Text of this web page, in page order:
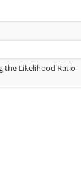
the Likelihood Ratio